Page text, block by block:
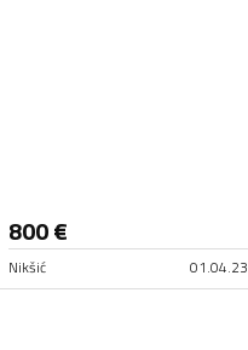
800€
Nikšić 01.04.23